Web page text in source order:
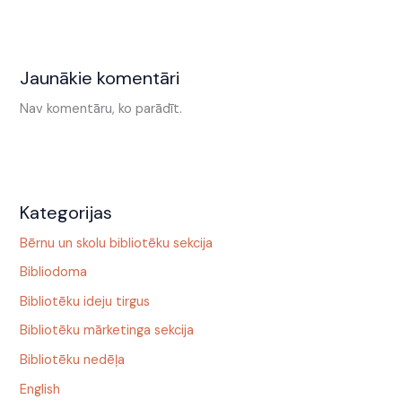
Jaunākie komentāri
Nav komentāru, ko parādīt.
Kategorijas
Bērnu un skolu bibliotēku sekcija
Bibliodoma
Bibliotēku ideju tirgus
Bibliotēku mārketinga sekcija
Bibliotēku nedēļa
English